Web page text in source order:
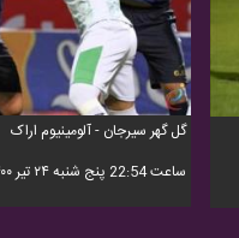
گل گهر سیرجان - آلومینیوم اراک
ساعت 22:54 پنج شنبه ۲۴ تیر ۱۴۰۰